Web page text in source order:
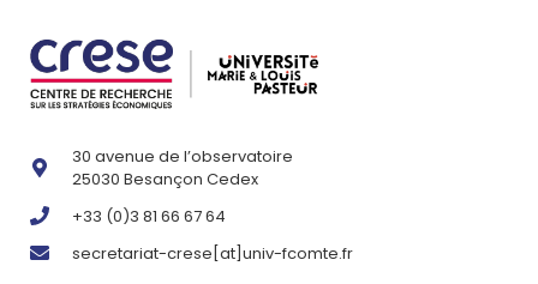
30 avenue de l’observatoire
25030 Besançon Cedex
+33 (0)3 81 66 67 64
secretariat-crese[at]univ-fcomte.fr